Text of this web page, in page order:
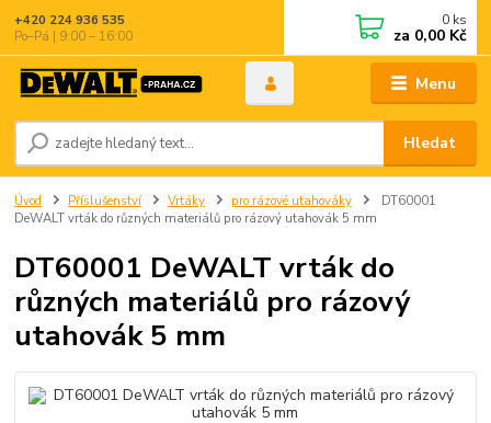
Menu
Hledat
+420 224 936 535
Po–Pá | 9:00 – 16:00
0 ks
za 0,00 Kč
Úvod Příslušenství Vrtáky pro rázové utahováky
DT60001
DeWALT vrták do různých materiálů pro rázový utahovák 5 mm
DT60001 DeWALT vrták do
různých materiálů pro rázový
utahovák 5 mm